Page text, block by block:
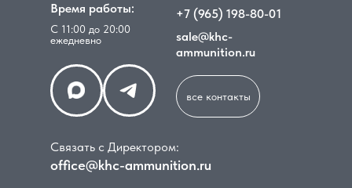
Время работы:
С 11:00 до 20:00
ежедневно
office@khc-ammunition.ru
Связать с Директором:
+7 (965) 198-80-01
sale@khc-
ammunition.ru
все контакты